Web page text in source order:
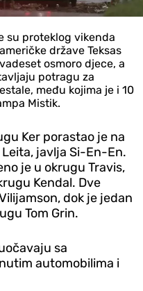
su proteklog vikenda
države Teksas
osmoro djece, a
potragu za
među kojima je i 10
Mistik.
Ker porastao je na
javlja Si-En-En.
je u okrugu Travis,
Kendal. Dve
dok je jedan
Tom Grin.
sa
automobilima i